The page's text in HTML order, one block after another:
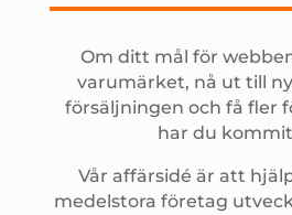
Om ditt mål för
varumärket, nå ut till
försäljningen och få fler
har du
Vår affärsidé är att
medelstora företag